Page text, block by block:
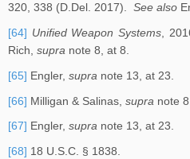
320, 338 (D.Del. 2017). See also
[64] Unified Weapon Systems ,
Rich, supra note 8, at 8.
[65] Engler, supra note 13, at 23.
[66] Milligan & Salinas, supra note 8.
[67] Engler, supra note 13, at 23.
[68] 18 U.S.C. § 1838.